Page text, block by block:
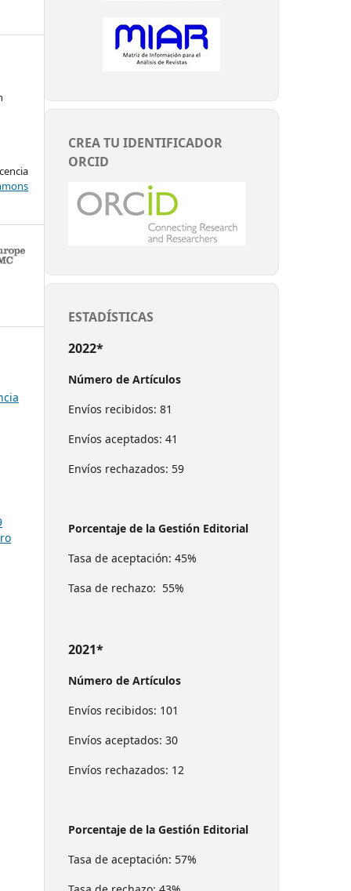
CREA TU IDENTIFICADOR
ORCID
ESTADÍSTICAS
2022*
Número de Artículos
Envíos recibidos: 81
Envíos aceptados: 41
Envíos rechazados: 59
Porcentaje de la Gestión Editorial
Tasa de aceptación: 45%
Tasa de rechazo: 55%
2021*
Número de Artículos
Envíos recibidos: 101
Envíos aceptados: 30
Envíos rechazados: 12
Porcentaje de la Gestión Editorial
Tasa de aceptación: 57%